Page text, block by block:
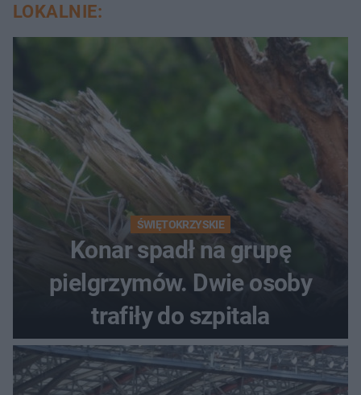
LOKALNIE:
ŚWIĘTOKRZYSKIE
Konar spadł na grupę
pielgrzymów. Dwie osoby
trafiły do szpitala